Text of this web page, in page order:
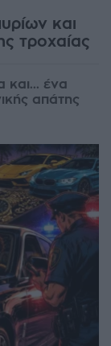
και
τροχαίας
και... ένα
απάτης